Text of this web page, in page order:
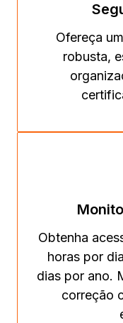
Ofereça
robusta,
Obtenha
horas por
dias por ano.
correção